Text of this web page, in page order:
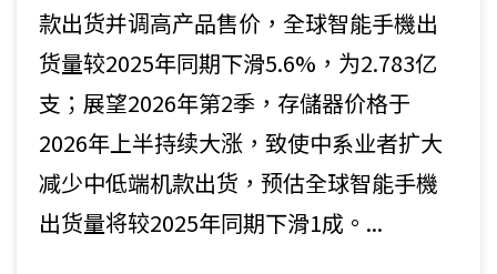
款出货并调高产品售价，全球智能手機出
货量较2025年同期下滑5.6%，为2.783亿
支；展望2026年第2季，存儲器价格于
2026年上半持续大涨，致使中系业者扩大
减少中低端机款出货，预估全球智能手機
出货量将较2025年同期下滑1成。...